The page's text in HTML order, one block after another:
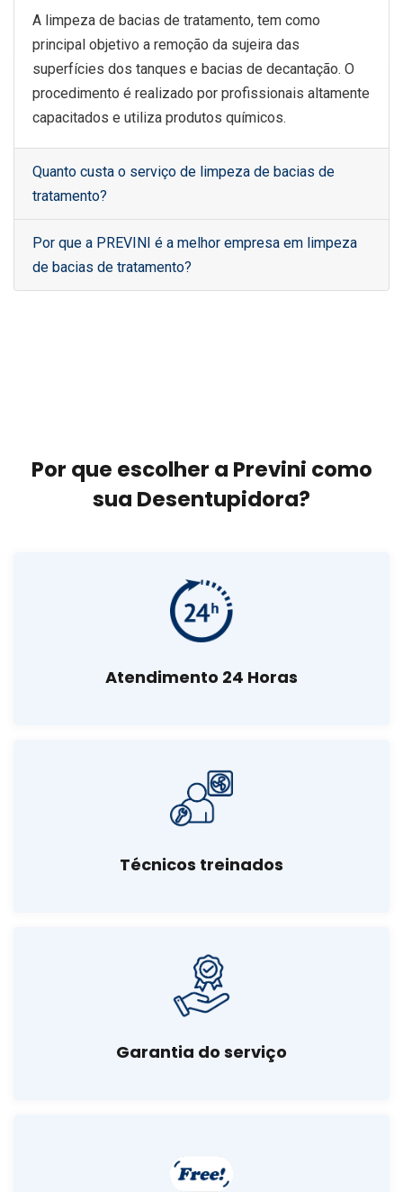
A limpeza de bacias de tratamento, tem como
principal objetivo a remoção da sujeira das
superfícies dos tanques e bacias de decantação. O
procedimento é realizado por profissionais altamente
capacitados e utiliza produtos químicos.
Quanto custa o serviço de limpeza de bacias de
tratamento?
Por que a PREVINI é a melhor empresa em limpeza
de bacias de tratamento?
Por que escolher a Previni como
sua Desentupidora?
Atendimento 24 Horas
Técnicos treinados
Garantia do serviço